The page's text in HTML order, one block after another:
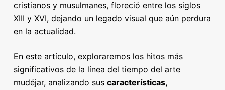
cristianos y musulmanes, floreció entre los siglos
XIII y XVI, dejando un legado visual que aún perdura
en la actualidad.
En este artículo, exploraremos los hitos más
significativos de la línea del tiempo del arte
mudéjar, analizando sus características,